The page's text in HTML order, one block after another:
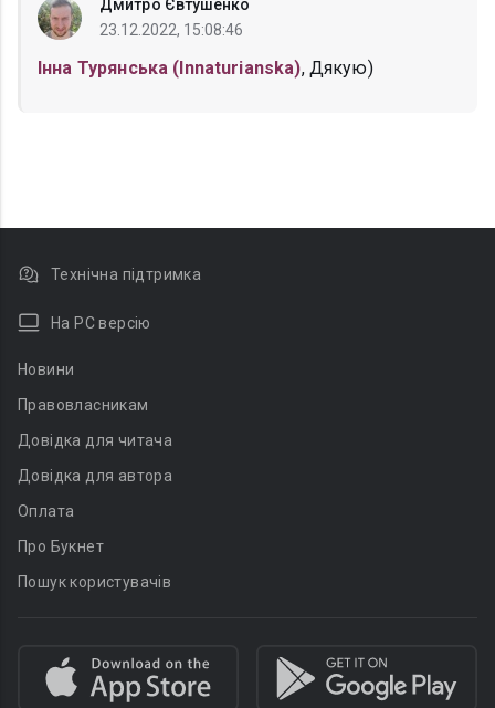
Дмитро Євтушенко
23.12.2022, 15:08:46
Інна Турянська (Innaturianska), Дякую)
Технічна підтримка
На PC версію
Новини
Правовласникам
Довідка для читача
Довідка для автора
Оплата
Про Букнет
Пошук користувачів